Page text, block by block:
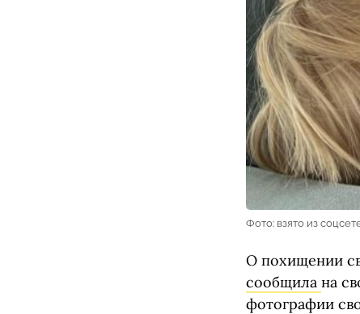
Фото: взято из
О похищении
сообщила на
фотографии